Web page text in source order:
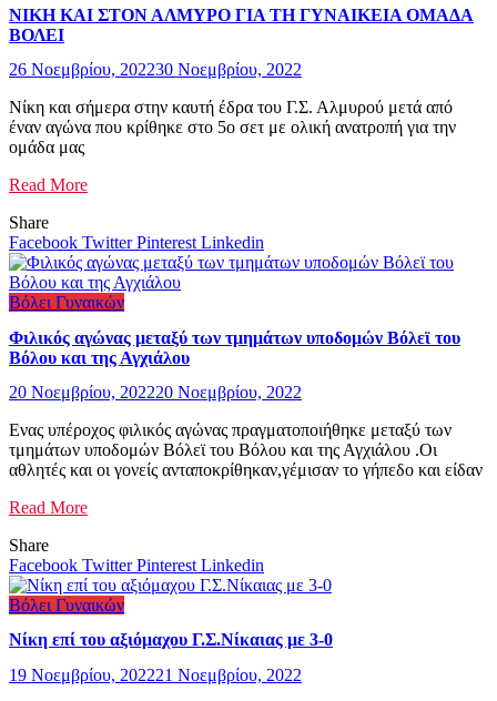
ΝΙΚΗ ΚΑΙ ΣΤΟΝ ΑΛΜΥΡΟ ΓΙΑ ΤΗ ΓΥΝΑΙΚΕΙΑ ΟΜΑΔΑ
ΒΟΛΕΙ
26 Νοεμβρίου, 202230 Νοεμβρίου, 2022
Νίκη και σήμερα στην καυτή έδρα του Γ.Σ. Αλμυρού μετά από
έναν αγώνα που κρίθηκε στο 5ο σετ με ολική ανατροπή για την
ομάδα μας
Read More
Share
Facebook TwitterPinterestLinkedin
Βόλει Γυναικών
Φιλικός αγώνας μεταξύ των τμημάτων υποδομών Βόλεϊ του
Βόλου και της Αγχιάλου
20 Νοεμβρίου, 202220 Νοεμβρίου, 2022
Ενας υπέροχος φιλικός αγώνας πραγματοποιήθηκε μεταξύ των
τμημάτων υποδομών Βόλεϊ του Βόλου και της Αγχιάλου .Οι
αθλητές και οι γονείς ανταποκρίθηκαν,γέμισαν το γήπεδο και είδαν
Read More
Share
Facebook TwitterPinterest Linkedin
Βόλει Γυναικών
Νίκη επί του αξιόμαχου Γ.Σ.Νίκαιας με 3-0
19 Νοεμβρίου, 202221 Νοεμβρίου, 2022